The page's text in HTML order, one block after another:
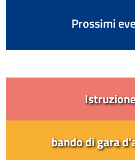
Prossimi
bando di gara